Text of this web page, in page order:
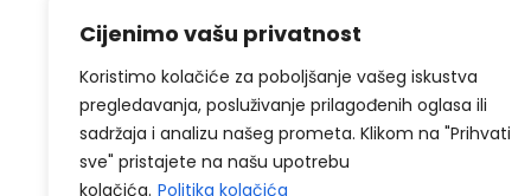
Cijenimo vašu privatnost
Koristimo kolačiće za poboljšanje vašeg iskustva
pregledavanja, posluživanje prilagođenih oglasa ili
sadržaja i analizu našeg prometa. Klikom na "Prihvati
sve" pristajete na našu upotrebu
kolačića. Politika kolačića